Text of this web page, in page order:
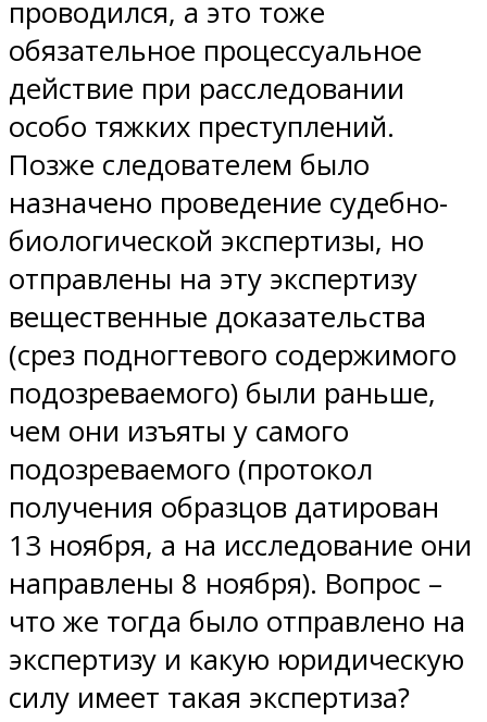
проводился, а это тоже
обязательное процессуальное
действие при расследовании
особо тяжких преступлений.
Позже следователем было
назначено проведение судебно-
биологической экспертизы, но
отправлены на эту экспертизу
вещественные доказательства
(срез подногтевого содержимого
подозреваемого) были раньше,
чем они изъяты у самого
подозреваемого (протокол
получения образцов датирован
13 ноября, а на исследование они
направлены 8 ноября). Вопрос –
что же тогда было отправлено на
экспертизу и какую юридическую
силу имеет такая экспертиза?